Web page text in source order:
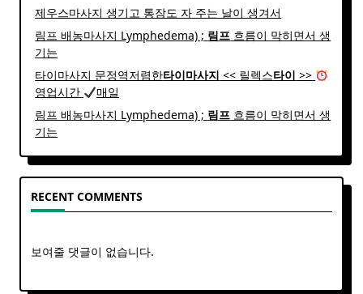
제우스마사지 생기고 통잠도 자 주는 날이 생겨서
림프 배농마사지 Lymphedema) ; 림프 흐름이 막히면서 생
기는
타이마사지 문정역저렴한타이마사지 << 릴렉스타이 >>
영업시간
매일
림프 배농마사지 Lymphedema) ; 림프 흐름이 막히면서 생
기는
RECENT COMMENTS
보여줄 댓글이 없습니다.